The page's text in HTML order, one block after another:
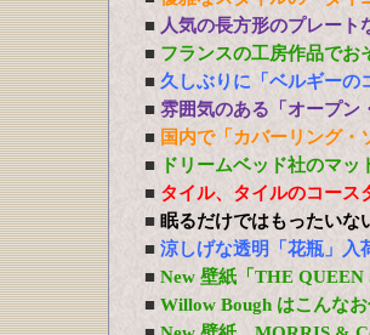
■ 人気の長方形のプレート
■ フランスの工房作品でお
■ 久しぶりに「ベルギーの
■ 雰囲気のある「オープン
■ 国内で「カバーリング・
■
ドリームベッド社のマ
■ タイル、タイルのコース
■ 眠るだけではもったいな
■ 涼しげな透明「花瓶」入
■ New 壁紙「THE
■ Willow Bough はこんなお